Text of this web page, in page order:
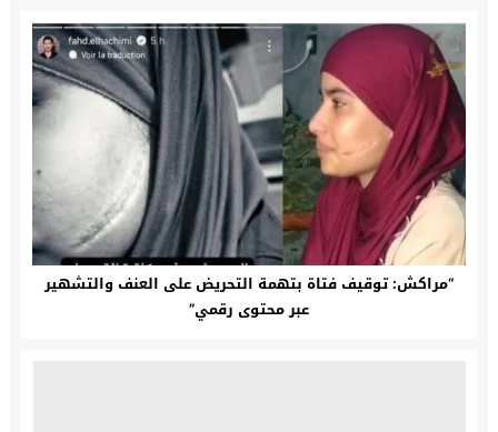
“مراكش: توقيف فتاة بتهمة التحريض على العنف والتشهير
عبر محتوى رقمي”